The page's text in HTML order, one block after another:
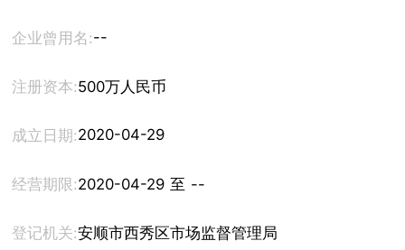
企业曾用名:--
注册资本:500万人民币
成立日期:2020-04-29
经营期限: 2020-04-29 至 --
登记机关:安顺市西秀区市场监督管理局